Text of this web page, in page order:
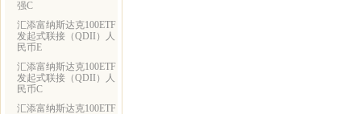
强C
汇添富纳斯达克100ETF
发起式联接（QDII）人
民币E
汇添富纳斯达克100ETF
发起式联接（QDII）人
民币C
汇添富纳斯达克100ETF